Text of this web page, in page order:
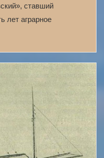
ставший
лет аграрное